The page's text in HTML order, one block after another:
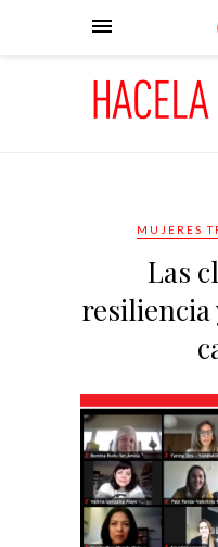
MUJERES
Las
resiliencia